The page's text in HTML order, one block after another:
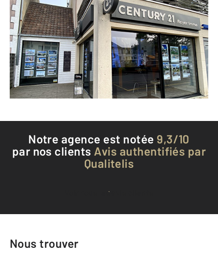
CENTURY 21 Royer Immo
23 Place du 28 Juillet
AGON COUTAINVILLE - 50230
Envoyer un message
Téléphoner à l'agence
Notre agence est notée 9,3/10
par nos clients Avis authentifiés par
Qualitelis
Voir tous les avis clients
Nous trouver